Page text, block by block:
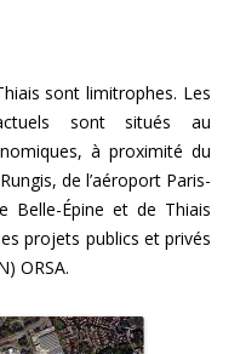
sont limitrophes. Les
actuels sont situés au
à proximité du
de l’aéroport Paris-
Belle-Épine et de Thiais
projets publics et privés
ORSA.